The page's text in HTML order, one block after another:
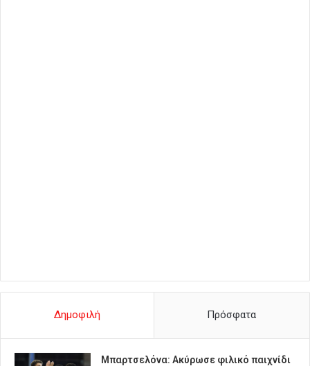
Δημοφιλή Πρόσφατα
Μπαρτσελόνα: Ακύρωσε φιλικό παιχνίδι